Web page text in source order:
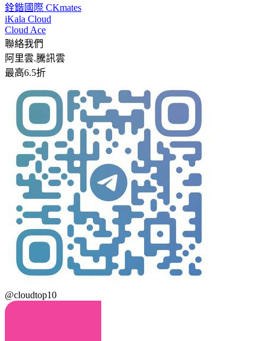
銓鍇國際 CKmates
iKala Cloud
Cloud Ace
聯絡我們
阿里雲.騰訊雲
最高6.5折
@cloudtop10